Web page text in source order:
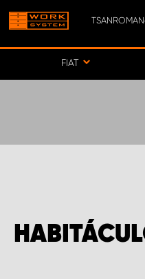
FIAT
ENCUENTRE
CERCA